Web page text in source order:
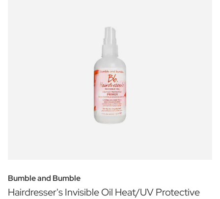
Bumble and Bumble
Hairdresser's Invisible Oil Heat/UV Protective